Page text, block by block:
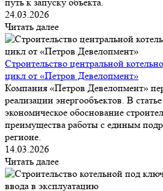
24.03.2026
Читать далее
Строительство центральной
цикл от «Петров Девелопмент»
Компания «Петров Девелопмент»
реализации энергообъектов. В
экономическое обоснование
преимущества работы с единым
регионе.
14.03.2026
Читать далее